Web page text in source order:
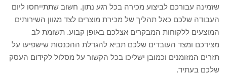
שזמינה עבורכם לביצוע מכירה בכל רגע נתון. חשוב שתתייחסו ליום
העבודה שלכם כאל תהליך של מכירת מוצרים לצד מגוון השירותים
המוצעים ללקוחות המבקרים אצלכם באופן קבוע. תשומת לב
מצידכם ומצד העובדים שלכם תביא להגדלת ההכנסות שישפיעו על
תזרים המזומנים וכמובן ישליכו בכל הקשור על מסלול לקידום העסק
שלכם בעתיד.